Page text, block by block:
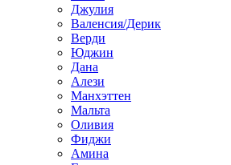
Джулия
Валенсия/Дерик
Верди
Юджин
Дана
Алези
Манхэттен
Мальта
Оливия
Фиджи
Амина